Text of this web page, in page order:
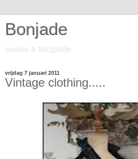
Bonjade
wonen & fotografie
vrijdag 7 januari 2011
Vintage clothing.....